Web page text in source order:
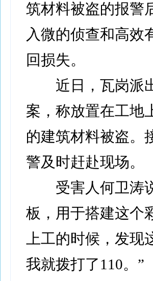
筑材料被盗的报警
入微的侦查和高效
回损失。
近日，瓦岗派
案，称放置在工地
的建筑材料被盗。
警及时赶赴现场。
受害人何卫涛说
板，用于搭建这个
上工的时候，发
我就拨打了110。”